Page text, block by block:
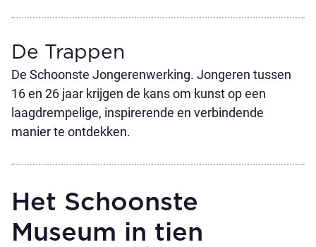
De Trappen
De Schoonste Jongerenwerking. Jongeren tussen
16 en 26 jaar krijgen de kans om kunst op een
laagdrempelige, inspirerende en verbindende
manier te ontdekken.
Het Schoonste
Museum in tien